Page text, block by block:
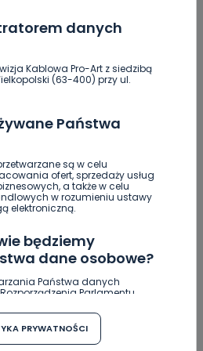
danych
Kablowa Pro-Art z siedzibą
(63-400) przy ul.
Państwa
są w celu
ofert, sprzedaży usług
a także w celu
w rozumieniu ustawy
elektroniczną.
będziemy
dane osobowe?
Państwa danych
Parlamentu
w związku z
w sprawie
danych oraz uchylenia
PRYWATNOŚCI
I ligi! Awansu do PGNiG
ma